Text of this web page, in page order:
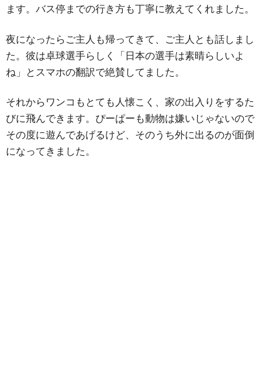
ます。バス停までの行き方も丁寧に教えてくれました。
夜になったらご主人も帰ってきて、ご主人とも話しまし
た。彼は卓球選手らしく「日本の選手は素晴らしいよ
ね」とスマホの翻訳で絶賛してました。
それからワンコもとても人懐こく、家の出入りをするた
びに飛んできます。ぴーぱーも動物は嫌いじゃないので
その度に遊んであげるけど、そのうち外に出るのが面倒
になってきました。